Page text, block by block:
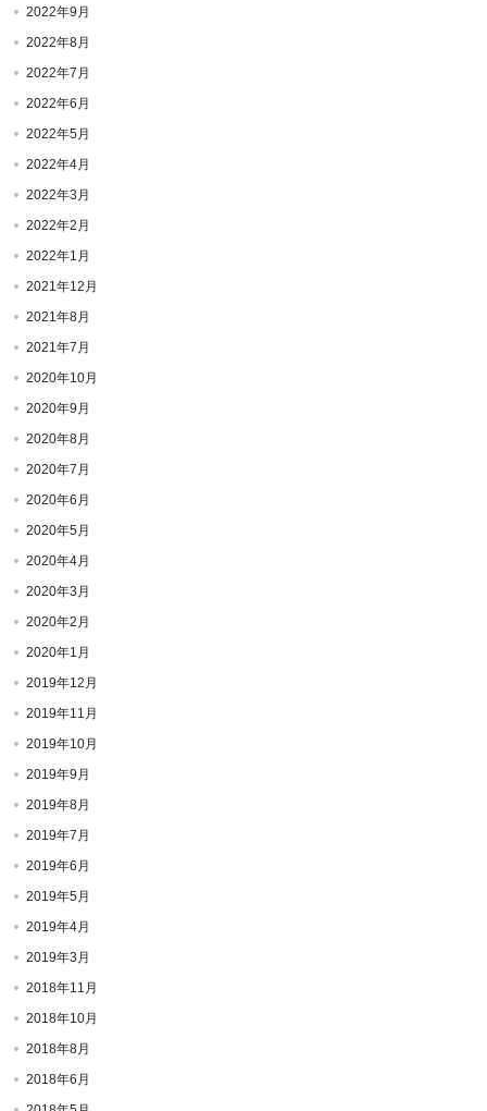
2022年9月
2022年8月
2022年7月
2022年6月
2022年5月
2022年4月
2022年3月
2022年2月
2022年1月
2021年12月
2021年8月
2021年7月
2020年10月
2020年9月
2020年8月
2020年7月
2020年6月
2020年5月
2020年4月
2020年3月
2020年2月
2020年1月
2019年12月
2019年11月
2019年10月
2019年9月
2019年8月
2019年7月
2019年6月
2019年5月
2019年4月
2019年3月
2018年11月
2018年10月
2018年8月
2018年6月